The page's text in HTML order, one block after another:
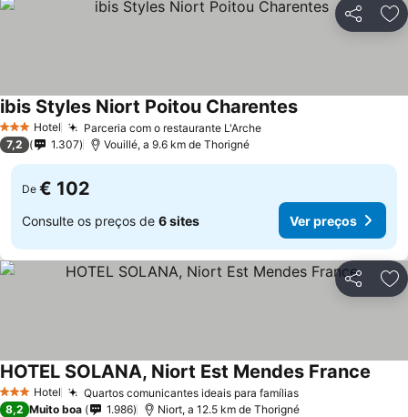
Partilhar
3 EstrelasHotel Parceria com o restaurante L'Arche
ibis Styles Niort Poitou Charentes
7,2 1.307 Vouillé, a 9.6 km de Thorigné
De € 102
Consulte os preços de 6 sites Ver preços
Partilhar
3 EstrelasHotel Quartos comunicantes ideais para famílias
HOTEL SOLANA, Niort Est Mendes France
8,2 Muito boa 1.986 Niort, a 12.5 km de Thorigné